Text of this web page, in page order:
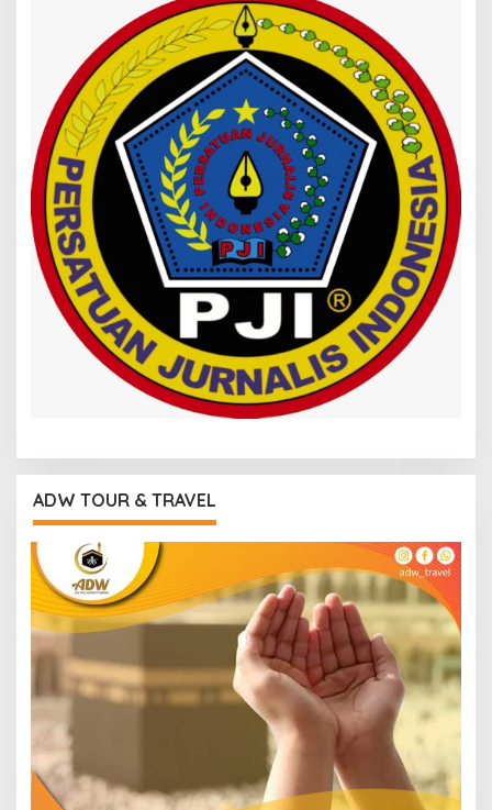
ADW TOUR & TRAVEL